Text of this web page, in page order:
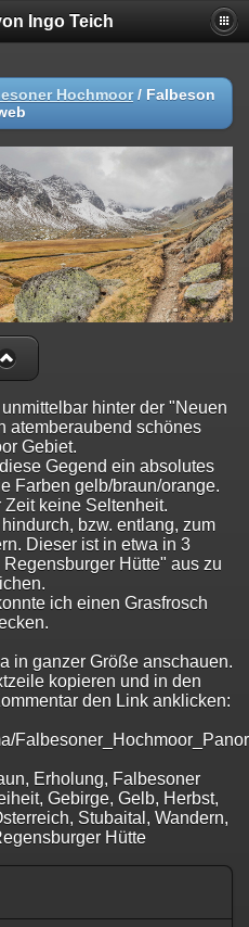
Ingo Teich
Hochmoor/ Falbeson
hinter der "Neuen
atemberaubend schönes
Gebiet.
Gegend ein absolutes
Farben gelb/braun/orange.
keine Seltenheit.
bzw. entlang, zum
Dieser ist in etwa in 3
Hütte" aus zu
ich einen Grasfrosch
in ganzer Größe anschauen.
kopieren und in den
den Link anklicken:
Erholung, Falbesoner
Gebirge, Gelb, Herbst,
Stubaital, Wandern,
Hütte